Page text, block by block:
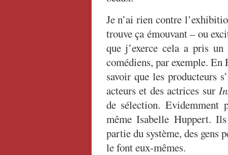
Je n’ai rien contre
trouve ça émouvant – ou
que j’exerce cela a pris
comédiens, par exemple.
savoir que les producteurs
acteurs et des actrices sur
de sélection.
même Isabelle Huppert.
partie du système, des gens
le font eux-mêmes.